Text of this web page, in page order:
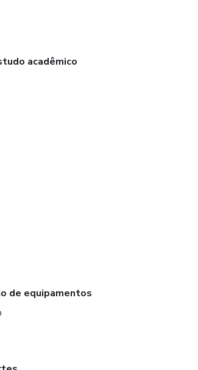
acadêmico
de equipamentos